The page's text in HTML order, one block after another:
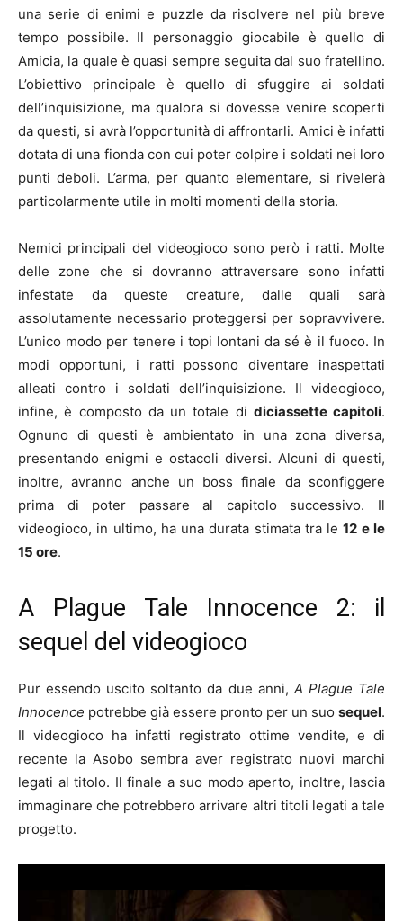
una serie di enimi e puzzle da risolvere nel più breve
tempo possibile. Il personaggio giocabile è quello di
Amicia, la quale è quasi sempre seguita dal suo fratellino.
L’obiettivo principale è quello di sfuggire ai soldati
dell’inquisizione, ma qualora si dovesse venire scoperti
da questi, si avrà l’opportunità di affrontarli. Amici è infatti
dotata di una fionda con cui poter colpire i soldati nei loro
punti deboli. L’arma, per quanto elementare, si rivelerà
particolarmente utile in molti momenti della storia.
Nemici principali del videogioco sono però i ratti. Molte
delle zone che si dovranno attraversare sono infatti
infestate da queste creature, dalle quali sarà
assolutamente necessario proteggersi per sopravvivere.
L’unico modo per tenere i topi lontani da sé è il fuoco. In
modi opportuni, i ratti possono diventare inaspettati
alleati contro i soldati dell’inquisizione. Il videogioco,
infine, è composto da un totale di diciassette capitoli.
Ognuno di questi è ambientato in una zona diversa,
presentando enigmi e ostacoli diversi. Alcuni di questi,
inoltre, avranno anche un boss finale da sconfiggere
prima di poter passare al capitolo successivo. Il
videogioco, in ultimo, ha una durata stimata tra le12 e le
15 ore.
A Plague Tale Innocence 2: il
sequel del videogioco
Pur essendo uscito soltanto da due anni, A Plague Tale
Innocence potrebbe già essere pronto per un suo sequel.
Il videogioco ha infatti registrato ottime vendite, e di
recente la Asobo sembra aver registrato nuovi marchi
legati al titolo. Il finale a suo modo aperto, inoltre, lascia
immaginare che potrebbero arrivare altri titoli legati a tale
progetto.